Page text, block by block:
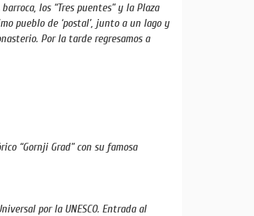
los “Tres puentes” y la Plaza
pueblo de ‘postal’, junto a un lago y
Por la tarde regresamos a
“Gornji Grad” con su famosa
por la UNESCO. Entrada al